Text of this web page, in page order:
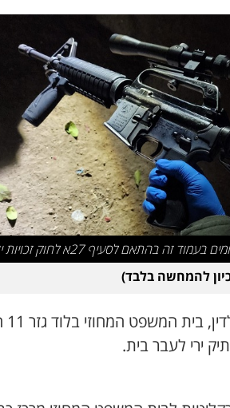
בעמוד זה בהתאם לסעיף 27א לחוק זכויות יוצרים
להמחשה בלבד)
ירי לעבר בית.